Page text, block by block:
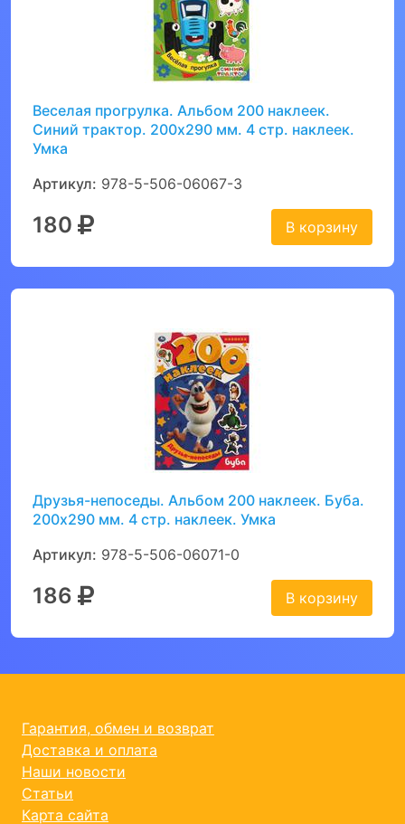
Веселая прогрулка. Альбом 200 наклеек.
Синий трактор. 200х290 мм. 4 стр. наклеек.
Умка
Артикул: 978-5-506-06067-3
180 В корзину
Друзья-непоседы. Альбом 200 наклеек. Буба.
200х290 мм. 4 стр. наклеек. Умка
Артикул: 978-5-506-06071-0
186 В корзину
Гарантия, обмен и возврат
Доставка и оплата
Наши новости
Статьи
Карта сайта